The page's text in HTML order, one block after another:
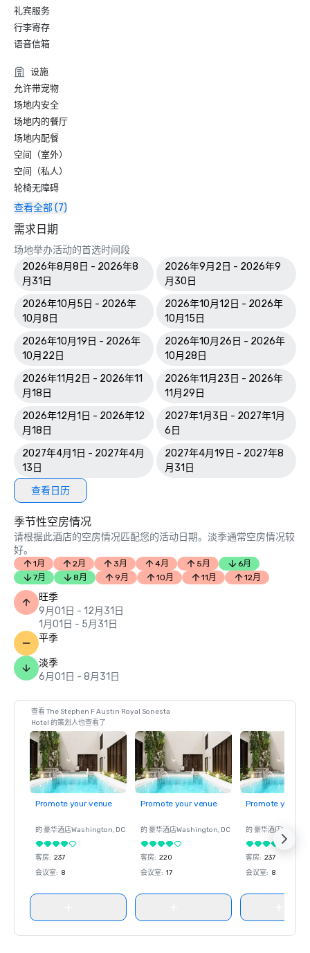
礼宾服务
行李寄存
语音信箱
设施
允许带宠物
场地内安全
场地内的餐厅
场地内配餐
空间（室外）
空间（私人）
轮椅无障碍
查看全部 (7)
需求日期
场地举办活动的首选时间段
2026年8月8日 - 2026年8
月31日
2026年9月2日 - 2026年9
月30日
2026年10月5日 - 2026年
10月8日
2026年10月12日 - 2026年
10月15日
2026年10月19日 - 2026年
10月22日
2026年10月26日 - 2026年
10月28日
2026年11月2日 - 2026年11
月18日
2026年11月23日 - 2026年
11月29日
2026年12月1日 - 2026年12
月18日
2027年1月3日 - 2027年1月
6日
2027年4月1日 - 2027年4月
13日
2027年4月19日 - 2027年8
月31日
查看日历
季节性空房情况
请根据此酒店的空房情况匹配您的活动日期。淡季通常空房情况较
好。
1月 2月 3月 4月 5月
6月
7月
8月 9月 10月 11月 12月
旺季
9月01日 - 12月31日
1月01日 - 5月31日
平季
淡季
6月01日 - 8月31日
查看 The Stephen F Austin Royal Sonesta
Hotel 的策划人也查看了
Promote your venue
的 豪华酒店Washington, DC
客房: 237
会议室: 8
Promote your venue
的 豪华酒店Washington, DC
客房: 220
会议室: 17
Promote your
的 豪华酒店
客房: 237
会议室: 8